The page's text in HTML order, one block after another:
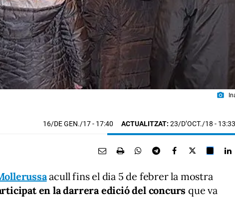
photo_camera
16/DE GEN./17- 17:40 ACTUALITZAT: 23/D’OCT./18 - 13:33
acull fins el dia 5 de febrer la mostra
en la darrera edició del concurs que va